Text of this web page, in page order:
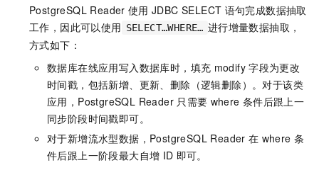
PostgreSQL Reader 使用 JDBC SELECT 语句完成数据抽取
工作，因此可以使用 SELECT…WHERE… 进行增量数据抽取，
方式如下：
数据库在线应用写入数据库时，填充 modify 字段为更改
时间戳，包括新增、更新、删除（逻辑删除）。对于该类
应用，PostgreSQL Reader 只需要 where 条件后跟上一
同步阶段时间戳即可。
对于新增流水型数据，PostgreSQL Reader 在 where 条
件后跟上一阶段最大自增 ID 即可。